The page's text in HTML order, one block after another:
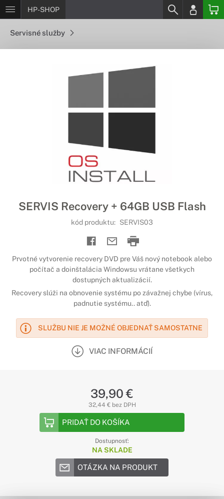
HP-SHOP
Servisné služby
SERVIS Recovery + 64GB USB Flash
kód produktu: SERVIS03
Prvotné vytvorenie recovery DVD pre Váš nový notebook alebo
počítač a doinštalácia Windowsu vrátane všetkych
dostupných aktualizácií.
Recovery slúži na obnovenie systému po závažnej chybe (vírus,
padnutie systému.. atď).
SLUŽBU NIE JE MOŽNÉ OBJEDNAŤ SAMOSTATNE
VIAC INFORMÁCIÍ
39,90 €
32,44 € bez DPH
PRIDAŤ DO KOŠÍKA
Dostupnosť:
NA SKLADE
OTÁZKA NA PRODUKT